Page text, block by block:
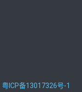
粤ICP备13017326号-1